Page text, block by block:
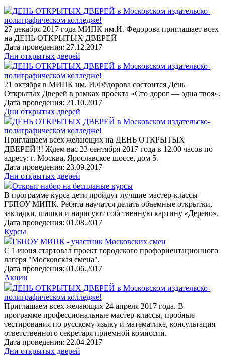
ДЕНЬ ОТКРЫТЫХ ДВЕРЕЙ в Московском издательско-
полиграфическом колледже!
27 декабря 2017 года МИПК им.И. Федорова приглашает всех
на ДЕНЬ ОТКРЫТЫХ ДВЕРЕЙ
Дата проведения: 27.12.2017
Дни открытых дверей
ДЕНЬ ОТКРЫТЫХ ДВЕРЕЙ в Московском издательско-
полиграфическом колледже!
21 октября в МИПК им. И.Фёдорова состоится День
Открытых Дверей в рамках проекта «Сто дорог — одна твоя».
Дата проведения: 21.10.2017
Дни открытых дверей
ДЕНЬ ОТКРЫТЫХ ДВЕРЕЙ в Московском издательско-
полиграфическом колледже!
Приглашаем всех желающих на ДЕНЬ ОТКРЫТЫХ
ДВЕРЕЙ!!! Ждем вас 23 сентября 2017 года в 12.00 часов по
адресу: г. Москва, Ярославское шоссе, дом 5.
Дата проведения: 23.09.2017
Дни открытых дверей
Открыт набор на беспланые курсы
В программе курса дети пройдут лучшие мастер-классы
ГБПОУ МИПК. Ребята научатся делать объемные открытки,
закладки, шашки и нарисуют собственную картину «Дерево».
Дата проведения: 01.08.2017
Курсы
ГБПОУ МИПК - участник Московских смен
С 1 июня стартовал проект городского профориентационного
лагеря "Московская смена".
Дата проведения: 01.06.2017
Акции
ДЕНЬ ОТКРЫТЫХ ДВЕРЕЙ в Московском издательско-
полиграфическом колледже!
Приглашаем всех желающих 24 апреля 2017 года. В
программе профессиональные мастер-классы, пробные
тестирования по русскому-языку и математике, консультация
ответственного секретаря приемной комиссии.
Дата проведения: 22.04.2017
Дни открытых дверей